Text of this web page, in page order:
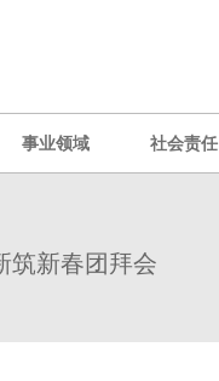
事业领域 社会责任
新春团拜会